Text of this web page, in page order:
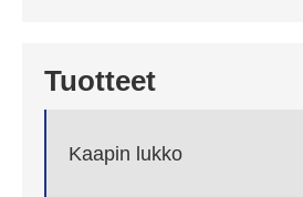
Tuotteet
Kaapin lukko